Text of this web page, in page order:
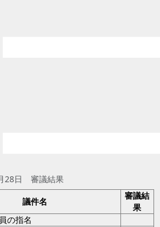
28日 審議結果
議件名
審議結
果
の指名